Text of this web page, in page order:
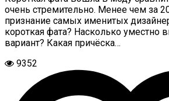
очень стремительно. Менее чем за
признание самых именитых
короткая фата? Насколько уместно
вариант? Какая причёска…
9352